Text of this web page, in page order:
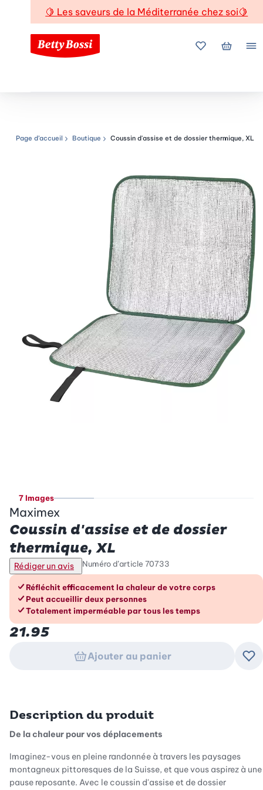
🍋 Les saveurs de la Méditerranée chez soi🍋
Mes favoris
Mon
Chemin de navigation
Page d’accueil Boutique Coussin d'assise et de dossier thermique, XL
7 Images
Maximex
Coussin d'assise et de dossier
thermique, XL
Rédiger un avis Numéro d’article 70733
Les avantages en un coup d’œil
Réfléchit efficacement la chaleur de votre corps
Peut accueillir deux personnes
Totalement imperméable par tous les temps
21.95
Ajouter au panier
Description du produit
De la chaleur pour vos déplacements
Imaginez-vous en pleine randonnée à travers les paysages
montagneux pittoresques de la Suisse, et que vous aspirez à une
pause reposante. Avec le coussin d'assise et de dossier